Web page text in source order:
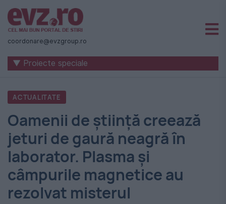
Știri
naționale
internaționale
România
-
Evenimentul
Zilei
coordonare@evzgroup.ro
▼ Proiecte speciale
ACTUALITATE
Oamenii de știință creează
jeturi de gaură neagră în
laborator. Plasma și
câmpurile magnetice au
rezolvat misterul